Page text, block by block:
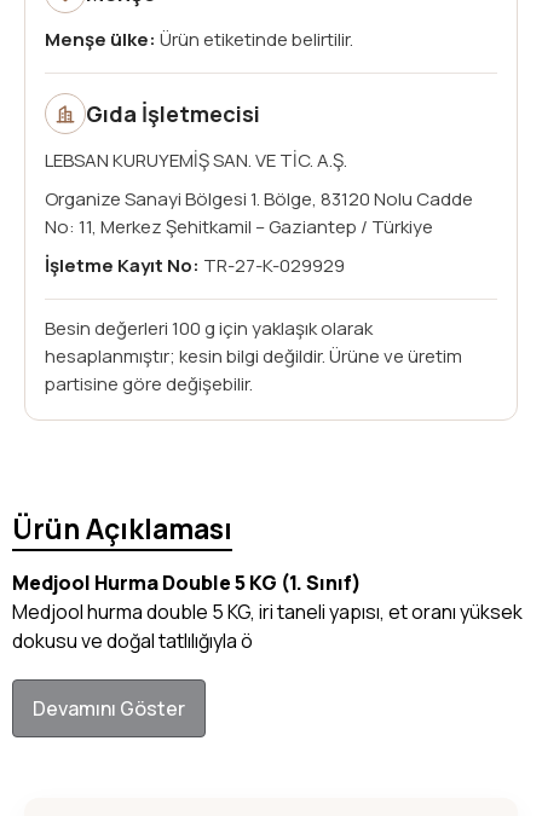
Menşe ülke: Ürün etiketinde belirtilir.
Gıda İşletmecisi
LEBSAN KURUYEMİŞ SAN. VE TİC. A.Ş.
Organize Sanayi Bölgesi 1. Bölge, 83120 Nolu Cadde
No: 11, Merkez Şehitkamil – Gaziantep / Türkiye
İşletme Kayıt No: TR-27-K-029929
Besin değerleri 100 g için yaklaşık olarak
hesaplanmıştır; kesin bilgi değildir. Ürüne ve üretim
partisine göre değişebilir.
Ürün Açıklaması
Medjool Hurma Double 5 KG (1. Sınıf)
Medjool hurma double 5 KG, iri taneli yapısı, et oranı yüksek
dokusu ve doğal tatlılığıyla ö
Devamını Göster